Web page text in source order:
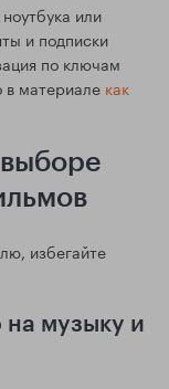
или
и подписки
по ключам
в материале как
избегайте
на музыку и